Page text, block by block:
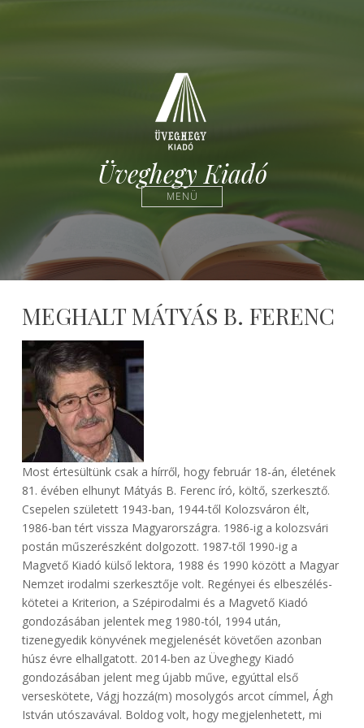
Üveghegy Kiadó
MENÜ
MEGHALT MÁTYÁS B. FERENC
Most értesültünk csak a hírről, hogy február 18-án, életének
81. évében elhunyt Mátyás B. Ferenc író, költő, szerkesztő.
Csepelen született 1943-ban, 1944-től Kolozsváron élt,
1986-ban tért vissza Magyarországra. 1986-ig a kolozsvári
postán műszerészként dolgozott. 1987-től 1990-ig a
Magvető Kiadó külső lektora, 1988 és 1990 között a Magyar
Nemzet irodalmi szerkesztője volt. Regényei és elbeszélés-
kötetei a Kriterion, a Szépirodalmi és a Magvető Kiadó
gondozásában jelentek meg 1980-tól, 1994 után,
tizenegyedik könyvének megjelenését követően azonban
húsz évre elhallgatott. 2014-ben az Üveghegy Kiadó
gondozásában jelent meg újabb műve, egyúttal első
verseskötete, Vágj hozzá(m) mosolygós arcot címmel, Ágh
István utószavával. Boldog volt, hogy megjelenhetett, mi